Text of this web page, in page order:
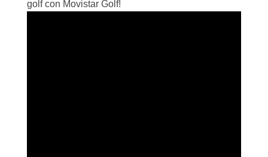
golf con Movistar Golf!